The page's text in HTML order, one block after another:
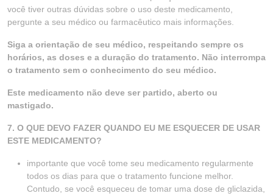
você tiver outras dúvidas sobre o uso deste medicamento,
pergunte a seu médico ou farmacêutico mais informações.
Siga a orientação de seu médico, respeitando sempre os
horários, as doses e a duração do tratamento. Não interrompa
o tratamento sem o conhecimento do seu médico.
Este medicamento não deve ser partido, aberto ou
mastigado.
7. O QUE DEVO FAZER QUANDO EU ME ESQUECER DE USAR
ESTE MEDICAMENTO?
importante que você tome seu medicamento regularmente
todos os dias para que o tratamento funcione melhor.
Contudo, se você esqueceu de tomar uma dose de gliclazida,